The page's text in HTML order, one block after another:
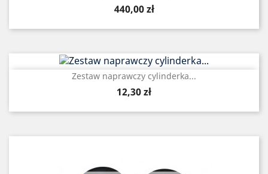
Cena
440,00 zł
Zestaw naprawczy cylinderka...
Cena
12,30 zł